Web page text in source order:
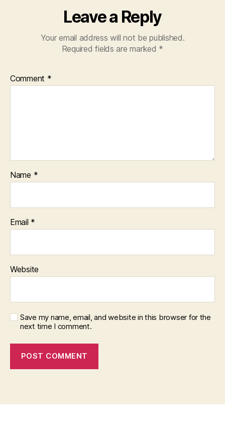
Leave a Reply
Your email address will not be published.
Required fields are marked *
Comment *
Name *
Email *
Website
Save my name, email, and website in this browser for the
next time I comment.